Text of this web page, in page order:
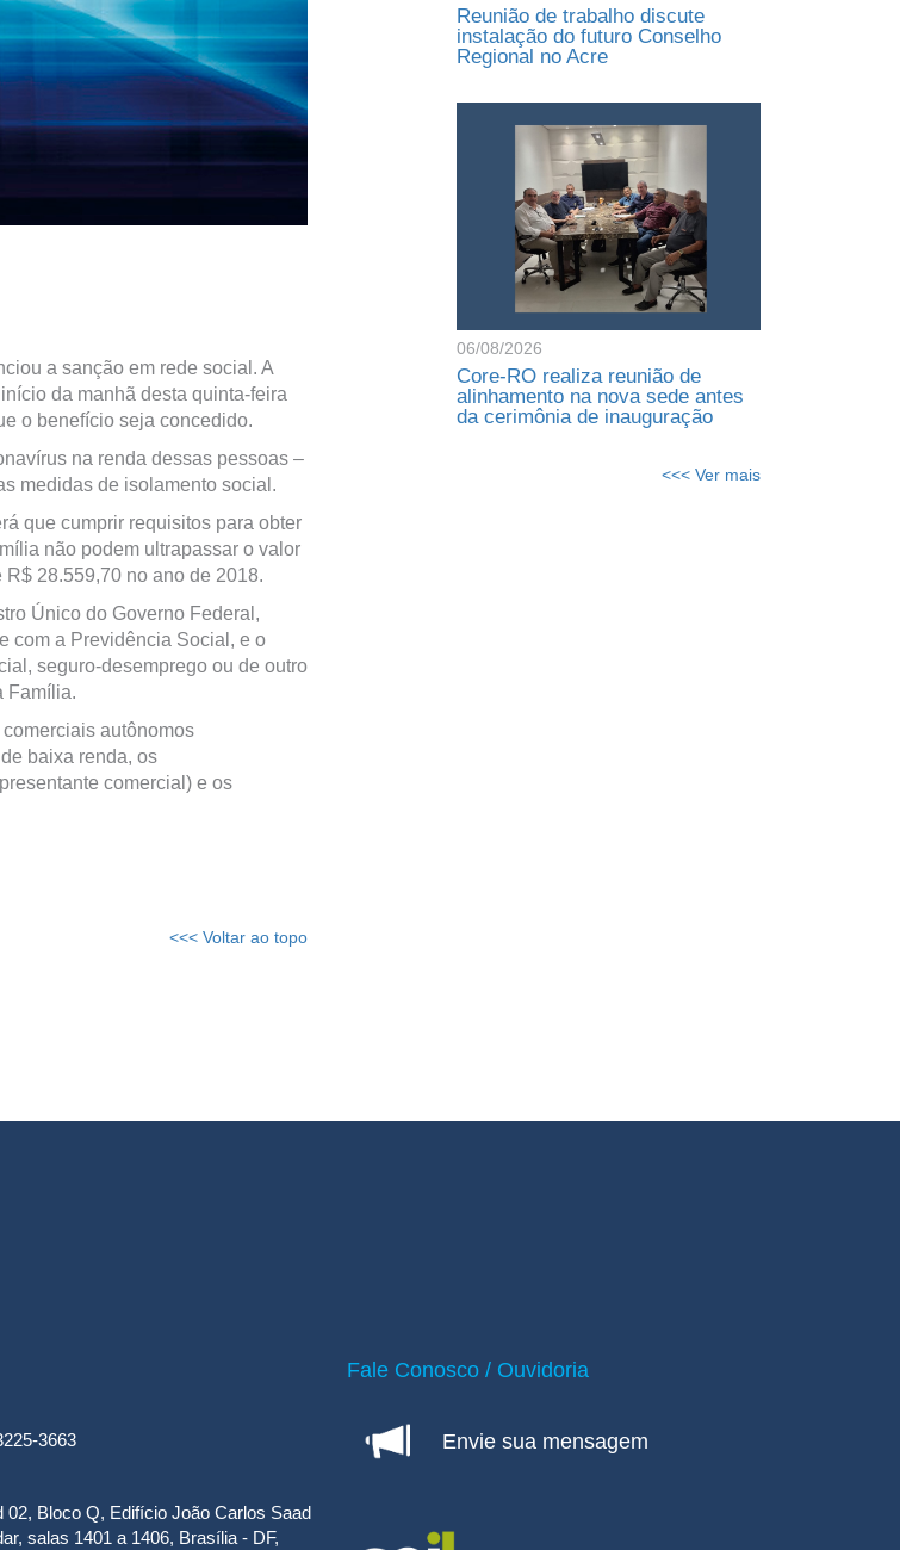
a sanção em rede social. A
da manhã desta quinta-feira
o benefício seja concedido.
na renda dessas pessoas –
medidas de isolamento social.
que cumprir requisitos para obter
não podem ultrapassar o valor
28.559,70 no ano de 2018.
Único do Governo Federal,
com a Previdência Social, e o
seguro-desemprego ou de outro
Família.
autônomos
baixa renda, os
comercial) e os
<<< Voltar ao topo
Reunião de trabalho discute
instalação do futuro Conselho
Regional no Acre
06/08/2026
Core-RO realiza reunião de
alinhamento na nova sede antes
da cerimônia de inauguração
<<< Ver mais
3663
02, Bloco Q, Edifício João Carlos Saad
salas 1401 a 1406, Brasília - DF,
Fale Conosco / Ouvidoria
Envie sua mensagem